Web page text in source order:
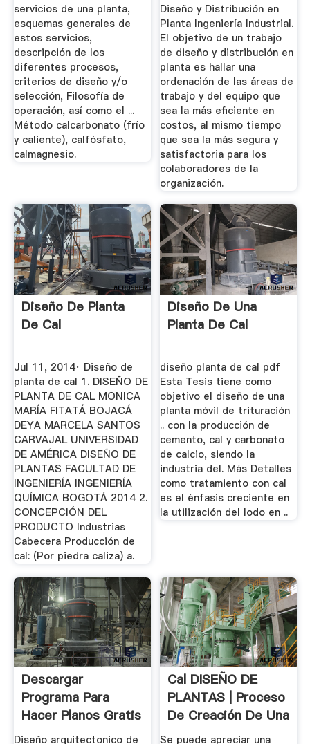
servicios de una planta,
esquemas generales de
estos servicios,
descripción de los
diferentes procesos,
criterios de diseño y/o
selección, Filosofía de
operación, así como el ...
Método calcarbonato (frío
y caliente), calfósfato,
calmagnesio.
Diseño y Distribución en
Planta Ingeniería Industrial.
El objetivo de un trabajo
de diseño y distribución en
planta es hallar una
ordenación de las áreas de
trabajo y del equipo que
sea la más eficiente en
costos, al mismo tiempo
que sea la más segura y
satisfactoria para los
colaboradores de la
organización.
Diseño De Planta
De Cal
Jul 11, 2014· Diseño de
planta de cal 1. DISEÑO DE
PLANTA DE CAL MONICA
MARÍA FITATÁ BOJACÁ
DEYA MARCELA SANTOS
CARVAJAL UNIVERSIDAD
DE AMÉRICA DISEÑO DE
PLANTAS FACULTAD DE
INGENIERÍA INGENIERÍA
QUÍMICA BOGOTÁ 2014 2.
CONCEPCIÓN DEL
PRODUCTO Industrias
Cabecera Producción de
cal: (Por piedra caliza) a.
Diseño De Una
Planta De Cal
diseño planta de cal pdf
Esta Tesis tiene como
objetivo el diseño de una
planta móvil de trituración
.. con la producción de
cemento, cal y carbonato
de calcio, siendo la
industria del. Más Detalles
como tratamiento con cal
es el énfasis creciente en
la utilización del lodo en ..
Descargar
Programa Para
Hacer Planos Gratis
En Español
Diseño arquitectonico de
Cal DISEÑO DE
PLANTAS | Proceso
De Creación De Una
...
Se puede apreciar una